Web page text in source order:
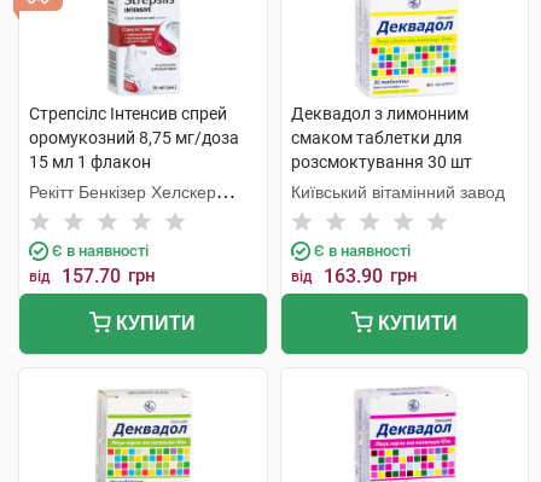
Стрепсілс Інтенсив спрей
оромукозний 8,75 мг/доза
15 мл 1 флакон
Рекітт Бенкізер Хелскер
Інтернешнл
Є в наявності
від 157.70 грн
КУПИТИ
Деквадол з лимонним
смаком таблетки для
розсмоктування 30 шт
Київський вітамінний завод
Є в наявності
від 163.90 грн
КУПИТИ